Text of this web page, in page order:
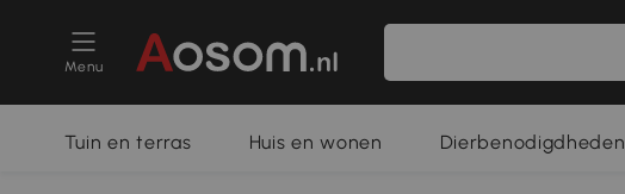
Menu
Tuin en terras Huis en wonen Dierbenodigdheden